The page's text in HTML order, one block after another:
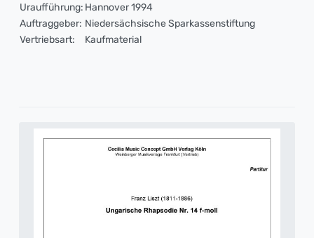
Uraufführung: Hannover 1994
Auftraggeber: Niedersächsische Sparkassenstiftung
Vertriebsart:
Kaufmaterial